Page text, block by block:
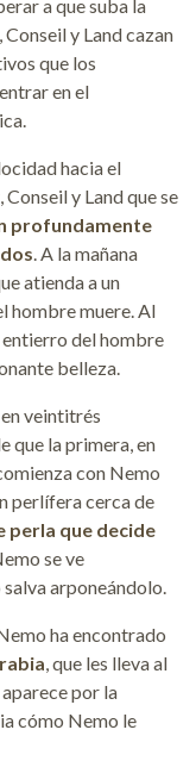
a que suba la
y Land cazan
que los
en el
hacia el
y Land que se
profundamente
. A la mañana
atienda a un
hombre muere. Al
entierro del hombre
belleza.
veintitrés
que la primera, en
con Nemo
perlífera cerca de
perla que decide
se ve
arponeándolo.
ha encontrado
, que les lleva al
por la
cómo Nemo le